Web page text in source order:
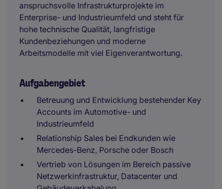
anspruchsvolle Infrastrukturprojekte im
Enterprise- und Industrieumfeld und steht für
hohe technische Qualität, langfristige
Kundenbeziehungen und moderne
Arbeitsmodelle mit viel Eigenverantwortung.
Aufgabengebiet
Betreuung und Entwicklung bestehender Key
Accounts im Automotive- und
Industrieumfeld
Relationship Sales bei Endkunden wie
Mercedes-Benz, Porsche oder Bosch
Vertrieb von Lösungen im Bereich passive
Netzwerkinfrastruktur, Datacenter und